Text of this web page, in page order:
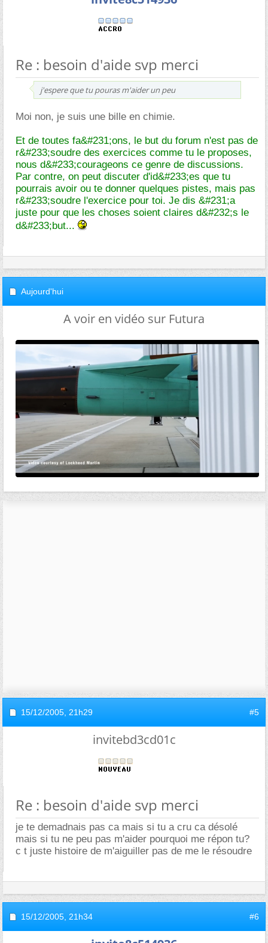
Re : besoin d'aide svp merci
j'espere que tu pouras m'aider un peu
Moi non, je suis une bille en chimie.
Et de toutes fa&#231;ons, le but du forum n'est pas de
r&#233;soudre des exercices comme tu le proposes,
nous d&#233;courageons ce genre de discussions.
Par contre, on peut discuter d'id&#233;es que tu
pourrais avoir ou te donner quelques pistes, mais pas
r&#233;soudre l'exercice pour toi. Je dis &#231;a
juste pour que les choses soient claires d&#232;s le
d&#233;but...
Aujourd'hui
A voir en vidéo sur Futura
15/12/2005, 21h29 #5
invitebd3cd01c
Re : besoin d'aide svp merci
je te demadnais pas ca mais si tu a cru ca désolé
mais si tu ne peu pas m'aider pourquoi me répon tu?
c t juste histoire de m'aiguiller pas de me le résoudre
15/12/2005, 21h34 #6